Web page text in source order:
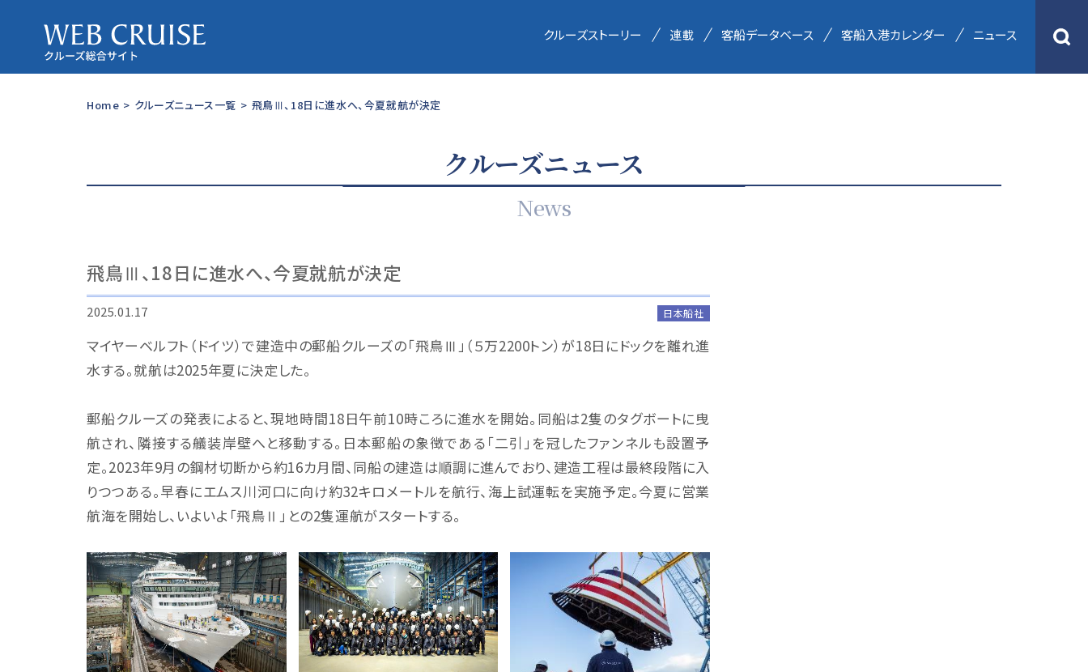
クルーズストーリー 連載 客船データベース 客船入港カレンダー ニュース
Home > クルーズニュース一覧 > 飛鳥Ⅲ、18日に進水へ、今夏就航が決定
クルーズニュース
News
飛鳥Ⅲ、18日に進水へ、今夏就航が決定
2025.01.17 日本船社
マイヤーベルフト（ドイツ）で建造中の郵船クルーズの「飛鳥Ⅲ」（５万2200トン）が18日にドックを離れ進
水する。就航は2025年夏に決定した。
郵船クルーズの発表によると、現地時間18日午前10時ころに進水を開始。同船は2隻のタグボートに曳
航され、隣接する艤装岸壁へと移動する。日本郵船の象徴である「二引」を冠したファンネルも設置予
定。2023年9月の鋼材切断から約16カ月間、同船の建造は順調に進んでおり、建造工程は最終段階に入
りつつある。早春にエムス川河口に向け約32キロメートルを航行、海上試運転を実施予定。今夏に営業
航海を開始し、いよいよ「飛鳥Ⅱ」との2隻運航がスタートする。